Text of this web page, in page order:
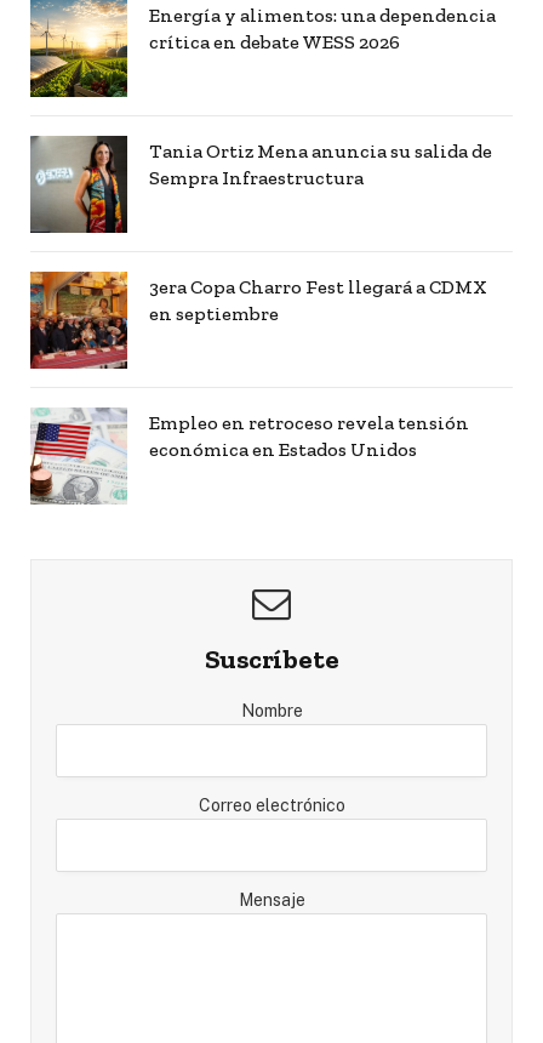
Energía y alimentos: una dependencia
crítica en debate WESS 2026
Tania Ortiz Mena anuncia su salida de
Sempra Infraestructura
3era Copa Charro Fest llegará a CDMX
en septiembre
Empleo en retroceso revela tensión
económica en Estados Unidos
Suscríbete
Nombre
Correo electrónico
Mensaje